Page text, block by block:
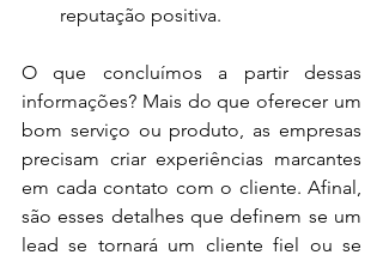
reputação positiva.
O que concluímos a partir dessas
informações? Mais do que oferecer um
bom serviço ou produto, as empresas
precisam criar experiências marcantes
em cada contato com o cliente. Afinal,
são esses detalhes que definem se um
lead se tornará um cliente fiel ou se